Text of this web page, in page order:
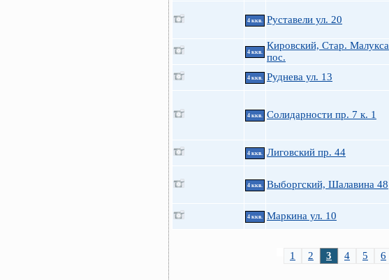
4 ккв. Руставели ул. 20
4 ккв.
Кировский, Стар. Малукса
пос.
4 ккв. Руднева ул. 13
4 ккв. Солидарности пр. 7 к. 1
4 ккв. Лиговский пр. 44
4 ккв. Выборгский, Шалавина 48
4 ккв. Маркина ул. 10
1 2 3 4 5 6